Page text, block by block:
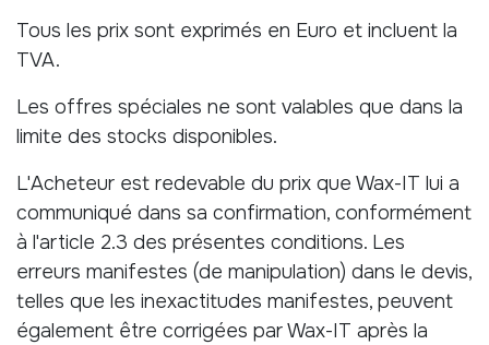
Tous les prix sont exprimés en Euro et incluent la
TVA.
Les offres spéciales ne sont valables que dans la
limite des stocks disponibles.
L'Acheteur est redevable du prix que Wax-IT lui a
communiqué dans sa confirmation, conformément
à l'article 2.3 des présentes conditions. Les
erreurs manifestes (de manipulation) dans le devis,
telles que les inexactitudes manifestes, peuvent
également être corrigées par Wax-IT après la